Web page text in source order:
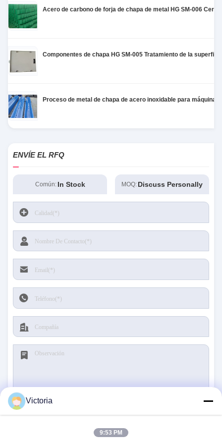
Acero de carbono de forja de chapa de metal HG SM-006
Componentes de chapa HG SM-005 Tratamiento de la
Proceso de metal de chapa de acero inoxidable para máquina
ENVÍE EL RFQ
Común: In Stock MOQ: Discuss Personally
Someta
Victoria
9:53 PM